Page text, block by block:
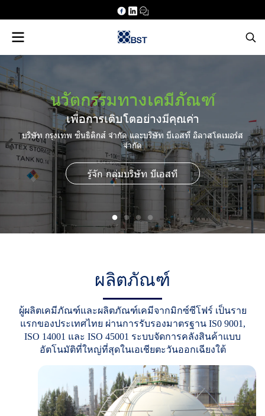
นวัตกรรมทางเคมีภัณฑ์
เพื่อการเติบโตอย่างมีคุณค่า
บริษัท กรุงเทพ ซินธิติกส์ จำกัด และบริษัท บีเอสที อิลาสโตเมอร์ส
จำกัด
รู้จัก กลุ่มบริษัท บีเอสที
ผลิตภัณฑ์
ผู้ผลิตเคมีภัณฑ์และผลิตภัณฑ์เคมีจากมิกซ์ซีโฟร์ เป็นราย
แรกของประเทศไทย ผ่านการรับรองมาตรฐาน IS0 9001 ,
ISO 14001 และ ISO 45001 ระบบจัดการคลังสินค้าแบบ
อัตโนมัติที่ใหญ่ที่สุดในเอเชียตะวันออกเฉียงใต้